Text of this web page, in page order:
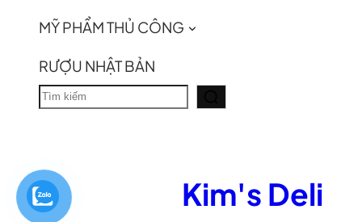
MỸ PHẨM THỦ CÔNG
RƯỢU NHẬT BẢN
T
k
i
ế
Kim's Deli